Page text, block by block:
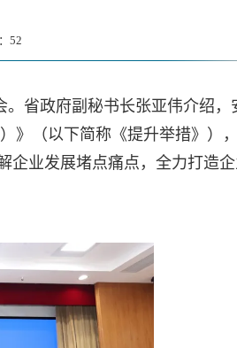
52
省政府副秘书长张亚伟介绍，
》（以下简称《提升举措》）
企业发展堵点痛点，全力打造